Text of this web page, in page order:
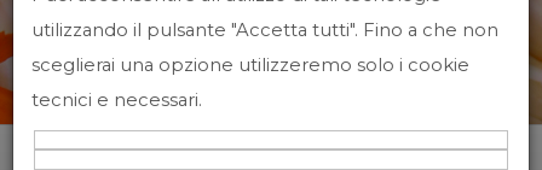
News&Events
Home News&events
utilizzando il pulsante "Accetta tutti". Fino a che non
sceglierai una opzione utilizzeremo solo i cookie
tecnici e necessari.